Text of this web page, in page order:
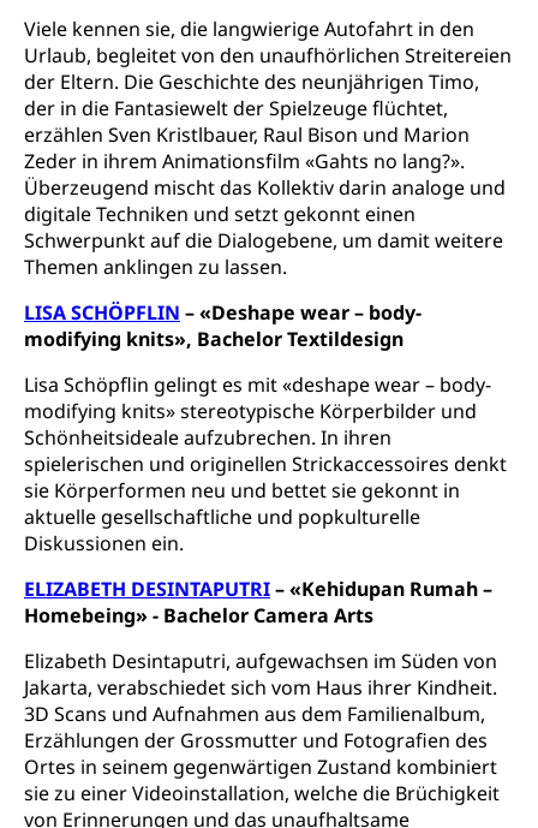
Viele kennen sie, die langwierige Autofahrt in den
Urlaub, begleitet von den unaufhörlichen Streitereien
der Eltern. Die Geschichte des neunjährigen Timo,
der in die Fantasiewelt der Spielzeuge flüchtet,
erzählen Sven Kristlbauer, Raul Bison und Marion
Zeder in ihrem Animationsfilm «Gahts no lang?».
Überzeugend mischt das Kollektiv darin analoge und
digitale Techniken und setzt gekonnt einen
Schwerpunkt auf die Dialogebene, um damit weitere
Themen anklingen zu lassen.
LISA SCHÖPFLIN – «Deshape wear – body-
modifying knits», Bachelor Textildesign
Lisa Schöpflin gelingt es mit «deshape wear – body-
modifying knits» stereotypische Körperbilder und
Schönheitsideale aufzubrechen. In ihren
spielerischen und originellen Strickaccessoires denkt
sie Körperformen neu und bettet sie gekonnt in
aktuelle gesellschaftliche und popkulturelle
Diskussionen ein.
ELIZABETH DESINTAPUTRI– «Kehidupan Rumah –
Homebeing» - Bachelor Camera Arts
Elizabeth Desintaputri, aufgewachsen im Süden von
Jakarta, verabschiedet sich vom Haus ihrer Kindheit.
3D Scans und Aufnahmen aus dem Familienalbum,
Erzählungen der Grossmutter und Fotografien des
Ortes in seinem gegenwärtigen Zustand kombiniert
sie zu einer Videoinstallation, welche die Brüchigkeit
von Erinnerungen und das unaufhaltsame
IV-Leistungen (WAS Luzern)
Archive und Bibliotheken
Bücher, Bundesarchiv, Landesbibliothek
Staatsarchiv Luzern
Zentral- und Hochschulbibliothek
Archiv der Denkmalpflege
Kulturelle Einrichtungen
Museen, Theater, Bibliotheken
Dienststelle Kultur
Kunst & Kultur (Luzern Tourismus)
Kulturförderung
Kulturpolitik, Sprachförderung, Denkmalpflege,
Nachwuchsförderung, Vermittlung, Selektive
Förderung, Kulturausschreibungen, Kulturpreis,
Bildende Kunst, Angewandte Kunst, Theater/Tanz,
Musik, Entwicklung, Programmbeiträge,
Filmförderung, Regionale Förderfonds,
Werkankäufe, Kunstankäufe, Kunst und Bau, Schule
und Kultur, Kulturgesuche, Kulturvermittlung
Kulturförderung und Vermittlung
Zentralschweizer Filmförderung
Mobilität
Schienenverkehr, Zugverkehr, Bahnverkehr,
Transportmittel, öffentlicher Verkehr
Verkehrsverbund Luzern VVL
Öffentlicher Verkehr Luzern Mobil
Schifffahrt
Schiffsverkehr, Binnenschifffahrt, Seeschifffahrt,
Flussschifffahrt